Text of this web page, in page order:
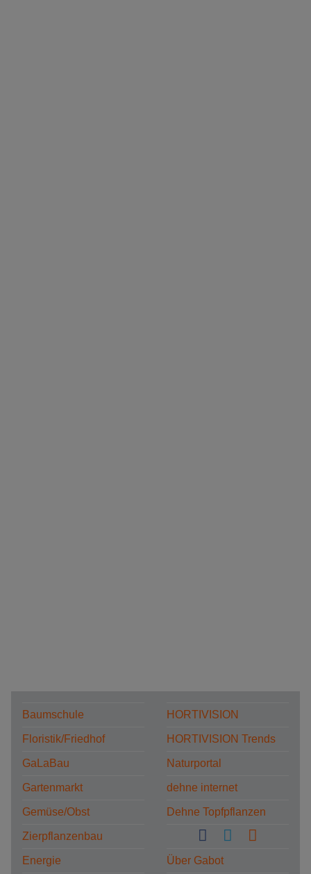
Baumschule
Floristik/Friedhof
GaLaBau
Gartenmarkt
Gemüse/Obst
Zierpflanzenbau
Energie
HORTIVISION
HORTIVISION Trends
Naturportal
dehne internet
Dehne Topfpflanzen
Über Gabot